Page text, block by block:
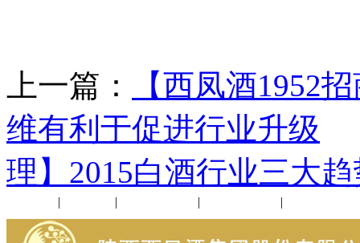
上一篇：
【西凤酒1952
维有利于促进行业升级
理】2015白酒行业三大
| | | |